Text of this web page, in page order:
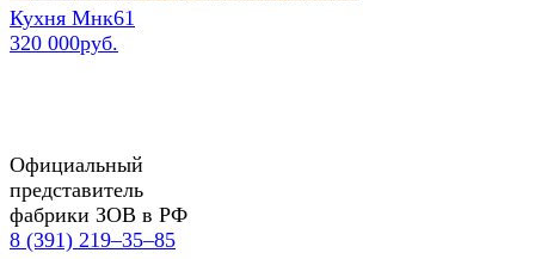
Кухня Мнк61
320 000руб.
Официальный
представитель
фабрики ЗОВ в РФ
8 (391) 219‒35‒85